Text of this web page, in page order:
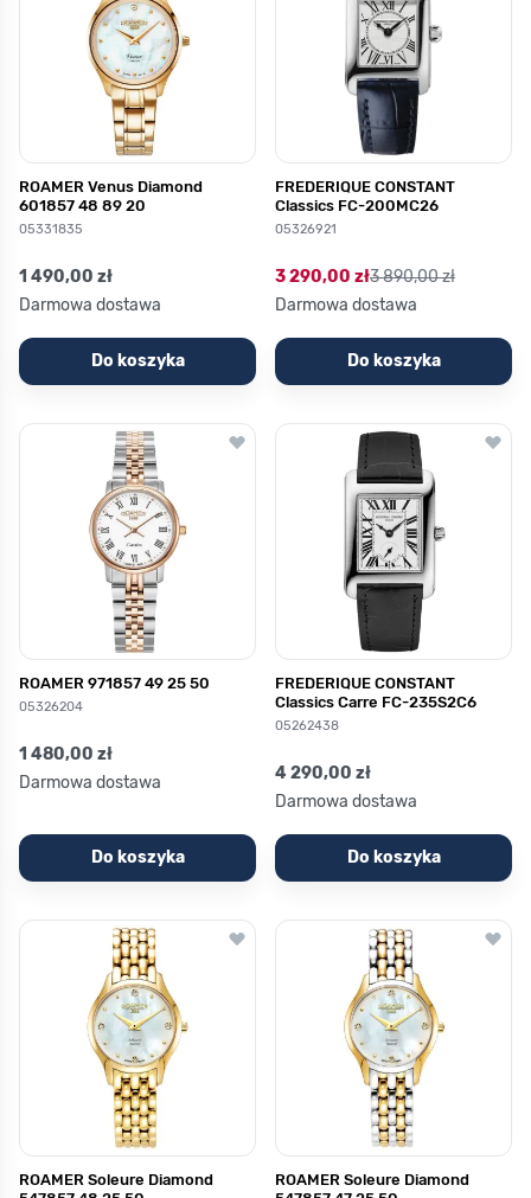
ROAMER Venus Diamond
601857 48 89 20
05331835
1 490,00 zł
Darmowa dostawa
Do koszyka
FREDERIQUE CONSTANT
Classics FC-200MC26
05326921
3 290,00 zł3 890,00 zł
Darmowa dostawa
Do koszyka
ROAMER 971857 49 25 50
05326204
1 480,00 zł
Darmowa dostawa
Do koszyka
FREDERIQUE CONSTANT
Classics Carre FC-235S2C6
05262438
4 290,00 zł
Darmowa dostawa
Do koszyka
ROAMER Soleure Diamond
ROAMER Soleure Diamond